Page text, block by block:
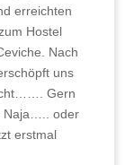
erreichten
Hostel
Nach
uns
Gern
Naja….. oder
erstmal